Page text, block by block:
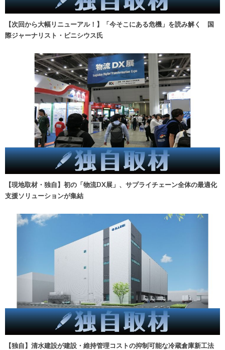
【次回から大幅リニューアル！】「今そこにある危機」を読み解く 国
際ジャーナリスト・ビニシウス氏
【現地取材・独自】初の「物流DX展」、サプライチェーン全体の最適化
支援ソリューションが集結
【独自】清水建設が建設・維持管理コストの抑制可能な冷蔵倉庫新工法